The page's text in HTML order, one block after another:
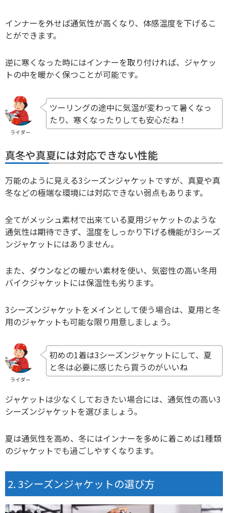
インナーを外せば通気性が高くなり、体感温度を下げるこ
とができます。
逆に寒くなった時にはインナーを取り付ければ、ジャケッ
トの中を暖かく保つことが可能です。
ライダー
ツーリングの途中に気温が変わって暑くなっ
たり、寒くなったりしても安心だね！
真冬や真夏には対応できない性能
万能のように見える3シーズンジャケットですが、真夏や真
冬などの極端な環境には対応できない弱点もあります。
全てがメッシュ素材で出来ている夏用ジャケットのような
通気性は期待できず、温度をしっかり下げる機能が3シーズ
ンジャケットにはありません。
また、ダウンなどの暖かい素材を使い、気密性の高い冬用
バイクジャケットには保温性も劣ります。
3シーズンジャケットをメインとして使う場合は、夏用と冬
用のジャケットも可能な限り用意しましょう。
ライダー
初めの1着は3シーズンジャケットにして、夏
と冬は必要に感じたら買うのがいいね
ジャケットは少なくしておきたい場合には、通気性の高い3
シーズンジャケットを選びましょう。
夏は通気性を高め、冬にはインナーを多めに着こめば1種類
のジャケットでも過ごしやすくなります。
3シーズンジャケットの選び方